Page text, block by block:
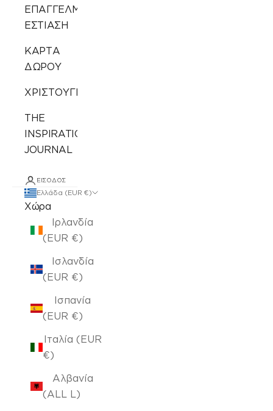
ΕΠΑΓΓΕΛΜΑΤΙΚΗ
ΕΣΤΙΑΣΗ
ΚΑΡΤΑ
ΔΩΡΟΥ
ΧΡΙΣΤΟΥΓΕΝΝΙΑΤΙΚΑ
THE
INSPIRATION
JOURNAL
ΕΊΣΟΔΟΣ
Ελλάδα (EUR €)
Χώρα
Ιρλανδία
(EUR €)
Ισλανδία
(EUR €)
Ισπανία
(EUR €)
Ιταλία (EUR
€)
Αλβανία
(ALL L)